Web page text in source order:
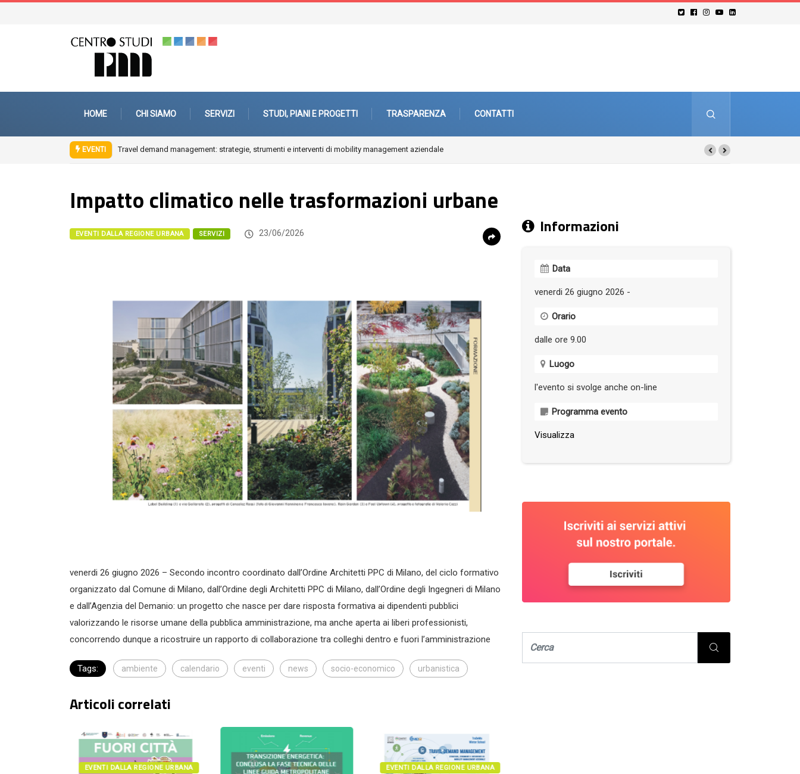
HOME CHI SIAMO SERVIZI STUDI, PIANI E PROGETTI TRASPARENZA CONTATTI
EVENTI Travel demand management: strategie, strumenti e interventi di mobility management aziendale
Impatto climatico nelle trasformazioni urbane
EVENTI DALLA REGIONE URBANA SERVIZI 23/06/2026
venerdi 26 giugno 2026 – Secondo incontro coordinato dall’Ordine Architetti PPC di Milano, del ciclo formativo
organizzato dal Comune di Milano, dall’Ordine degli Architetti PPC di Milano, dall’Ordine degli Ingegneri di Milano
e dall’Agenzia del Demanio: un progetto che nasce per dare risposta formativa ai dipendenti pubblici
valorizzando le risorse umane della pubblica amministrazione, ma anche aperta ai liberi professionisti,
concorrendo dunque a ricostruire un rapporto di collaborazione tra colleghi dentro e fuori l’amministrazione
Tags: ambiente calendario eventi news socio-economico urbanistica
Articoli correlati
EVENTI DALLA REGIONE URBANA EVENTI DALLA REGIONE URBANA
Informazioni
Data
venerdi 26 giugno 2026 -
Orario
dalle ore 9.00
Luogo
l'evento si svolge anche on-line
Programma evento
Visualizza